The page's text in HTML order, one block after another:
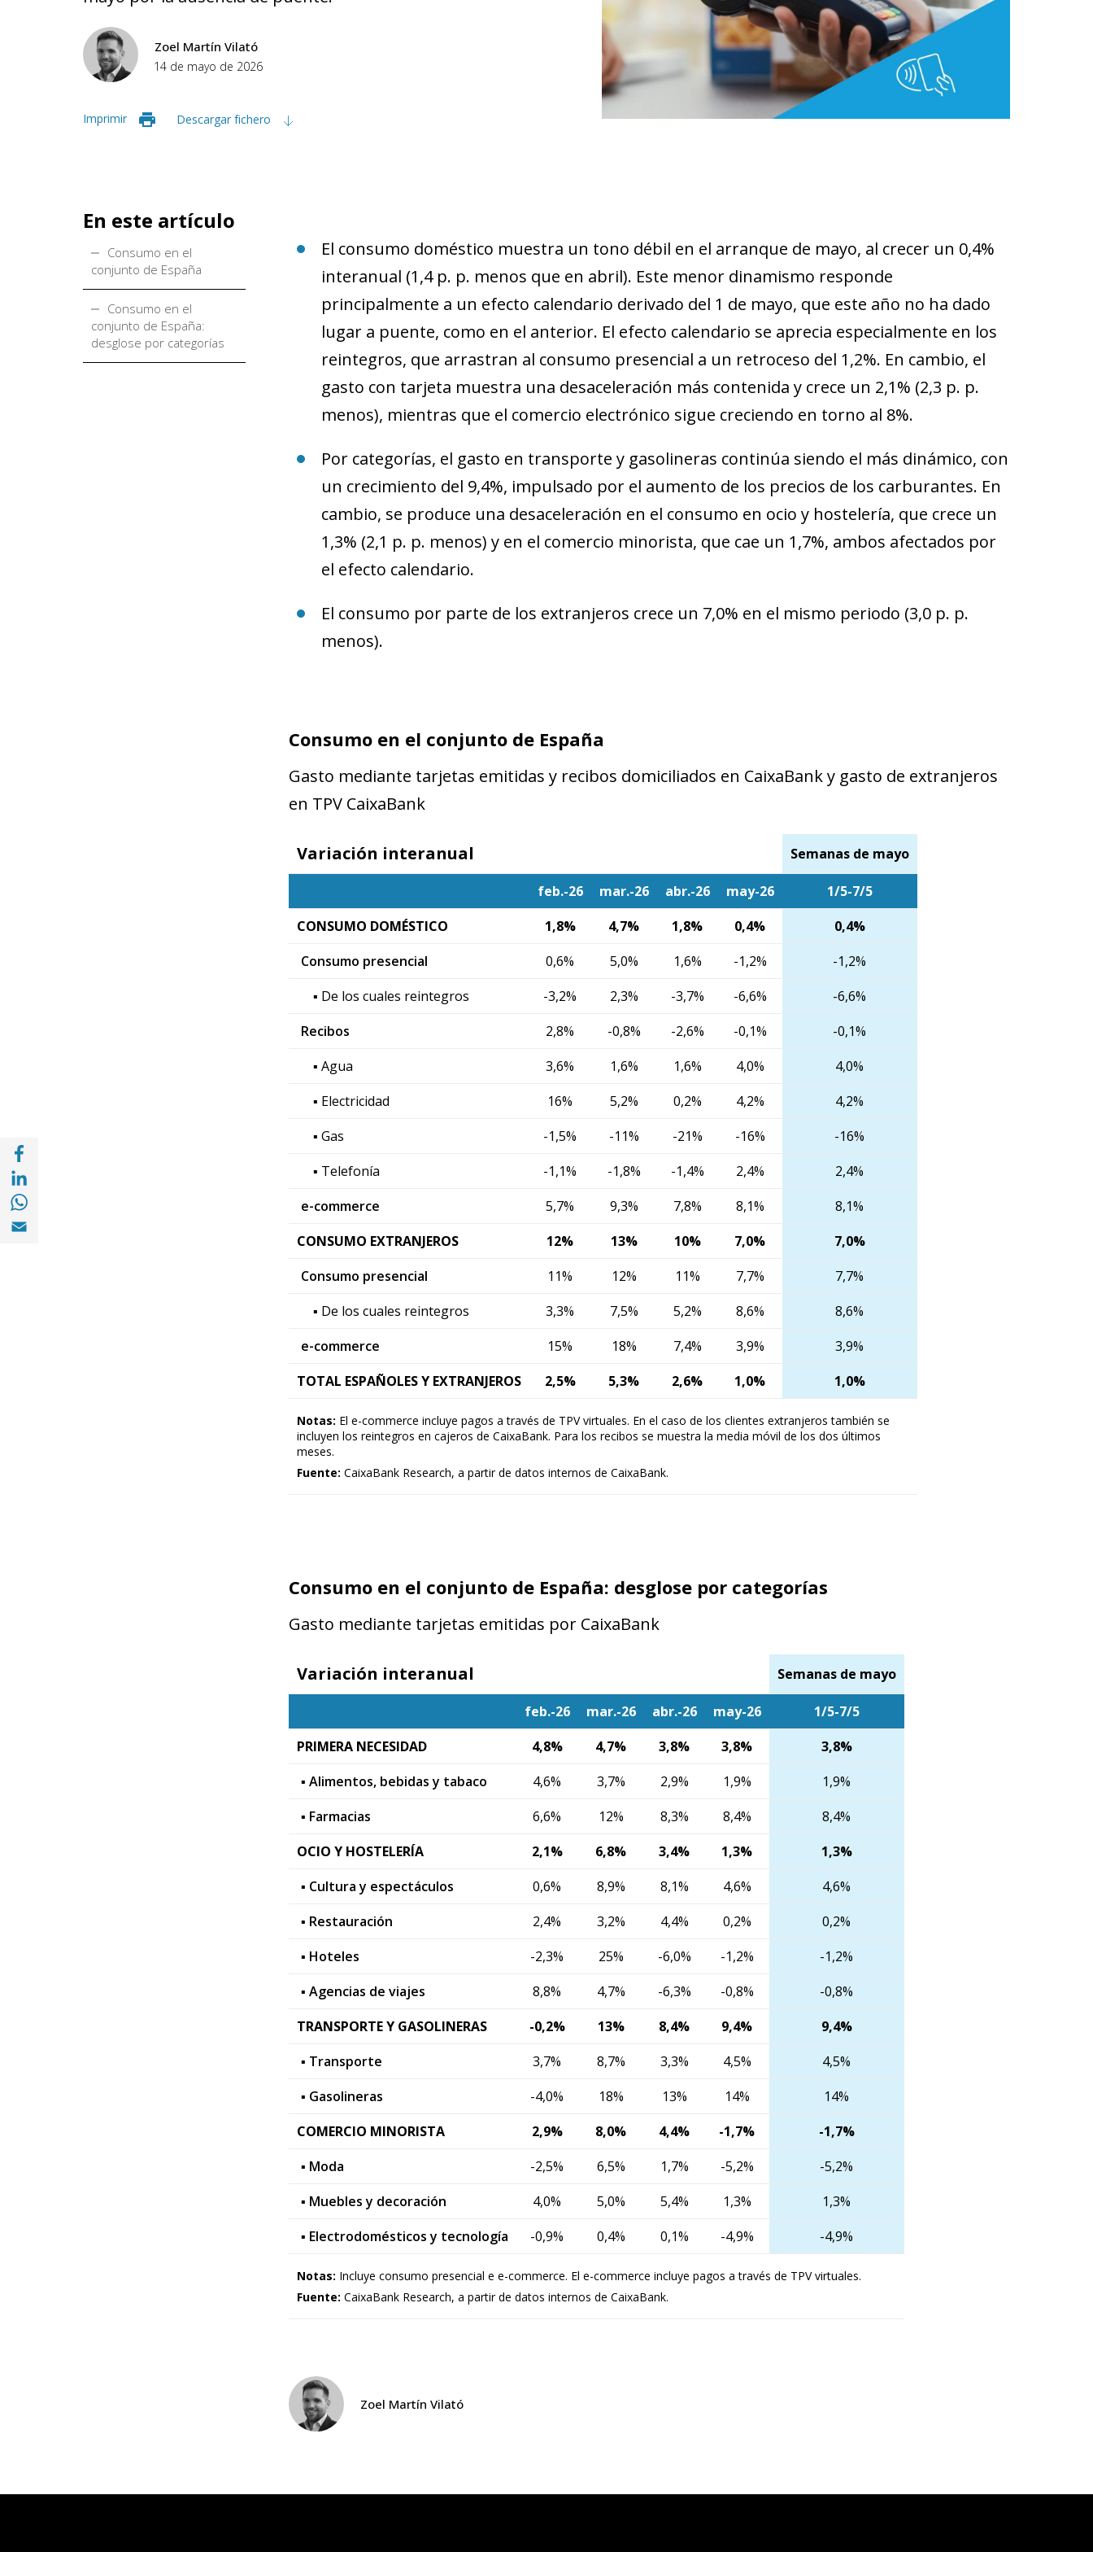
Zoel Martín Vilató
14 de mayo de 2026
Imprimir Descargar fichero
Compartir en Facebook (opens in a new window)
Compartir en with Linkedin (opens in a new window)
En este artículo
Consumo en el
conjunto de España
Consumo en el
conjunto de España:
desglose por categorías
El consumo doméstico muestra un tono débil en el arranque de mayo, al crecer un 0,4%
interanual (1,4 p. p. menos que en abril). Este menor dinamismo responde
principalmente a un efecto calendario derivado del 1 de mayo, que este año no ha dado
lugar a puente, como en el anterior. El efecto calendario se aprecia especialmente en los
reintegros, que arrastran al consumo presencial a un retroceso del 1,2%. En cambio, el
gasto con tarjeta muestra una desaceleración más contenida y crece un 2,1% (2,3 p. p.
menos), mientras que el comercio electrónico sigue creciendo en torno al 8%.
Por categorías, el gasto en transporte y gasolineras continúa siendo el más dinámico, con
un crecimiento del 9,4%, impulsado por el aumento de los precios de los carburantes. En
cambio, se produce una desaceleración en el consumo en ocio y hostelería, que crece un
1,3% (2,1 p. p. menos) y en el comercio minorista, que cae un 1,7%, ambos afectados por
el efecto calendario.
El consumo por parte de los extranjeros crece un 7,0% en el mismo periodo (3,0 p. p.
menos).
Consumo en el conjunto de España
Gasto mediante tarjetas emitidas y recibos domiciliados en CaixaBank y gasto de extranjeros
en TPV CaixaBank
Variación interanual Semanas de mayo
feb.-26 mar.-26 abr.-26 may-26
1/5-7/5
CONSUMO DOMÉSTICO
1,8% 4,7% 1,8% 0,4%
0,4%
Consumo presencial
0,6% 5,0% 1,6% -1,2%
-1,2%
▪ De los cuales reintegros
-3,2% 2,3% -3,7% -6,6%
-6,6%
Recibos
2,8% -0,8% -2,6% -0,1%
-0,1%
▪ Agua
3,6% 1,6% 1,6% 4,0%
4,0%
▪ Electricidad
16% 5,2% 0,2% 4,2%
4,2%
▪ Gas
-1,5% -11% -21% -16%
-16%
▪ Telefonía
-1,1% -1,8% -1,4% 2,4%
2,4%
e-commerce
5,7% 9,3% 7,8% 8,1%
8,1%
CONSUMO EXTRANJEROS
12% 13% 10% 7,0%
7,0%
Consumo presencial
11% 12% 11% 7,7%
7,7%
▪ De los cuales reintegros
3,3% 7,5% 5,2% 8,6%
8,6%
e-commerce
15% 18% 7,4% 3,9%
3,9%
TOTAL ESPAÑOLES Y EXTRANJEROS
2,5% 5,3% 2,6% 1,0% 1,0%
Notas: El e-commerce incluye pagos a través de TPV virtuales. En el caso de los clientes extranjeros también se
incluyen los reintegros en cajeros de CaixaBank. Para los recibos se muestra la media móvil de los dos últimos
meses.
Fuente: CaixaBank Research, a partir de datos internos de CaixaBank.
Consumo en el conjunto de España: desglose por categorías
Gasto mediante tarjetas emitidas por CaixaBank
Variación interanual Semanas de mayo
feb.-26 mar.-26 abr.-26 may-26
1/5-7/5
PRIMERA NECESIDAD
4,8% 4,7% 3,8% 3,8%
3,8%
▪ Alimentos, bebidas y tabaco
4,6% 3,7% 2,9% 1,9%
1,9%
▪ Farmacias
6,6% 12% 8,3% 8,4%
8,4%
OCIO Y HOSTELERÍA
2,1% 6,8% 3,4% 1,3%
1,3%
▪ Cultura y espectáculos
0,6% 8,9% 8,1% 4,6%
4,6%
▪ Restauración
2,4% 3,2% 4,4% 0,2%
0,2%
▪ Hoteles
-2,3% 25% -6,0% -1,2%
-1,2%
▪ Agencias de viajes
8,8% 4,7% -6,3% -0,8%
-0,8%
TRANSPORTE Y GASOLINERAS
-0,2% 13% 8,4% 9,4%
9,4%
▪ Transporte
3,7% 8,7% 3,3% 4,5%
4,5%
▪ Gasolineras
-4,0% 18% 13% 14%
14%
COMERCIO MINORISTA
2,9% 8,0% 4,4% -1,7%
-1,7%
▪ Moda
-2,5% 6,5% 1,7% -5,2%
-5,2%
▪ Muebles y decoración
4,0% 5,0% 5,4% 1,3%
1,3%
▪ Electrodomésticos y tecnología
-0,9% 0,4% 0,1% -4,9% -4,9%
Notas: Incluye consumo presencial e e-commerce. El e-commerce incluye pagos a través de TPV virtuales.
Fuente: CaixaBank Research, a partir de datos internos de CaixaBank.
Zoel Martín Vilató